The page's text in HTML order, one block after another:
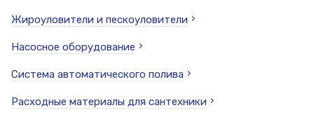
Жироуловители и пескоуловители
Насосное оборудование
Система автоматического полива
Расходные материалы для сантехники